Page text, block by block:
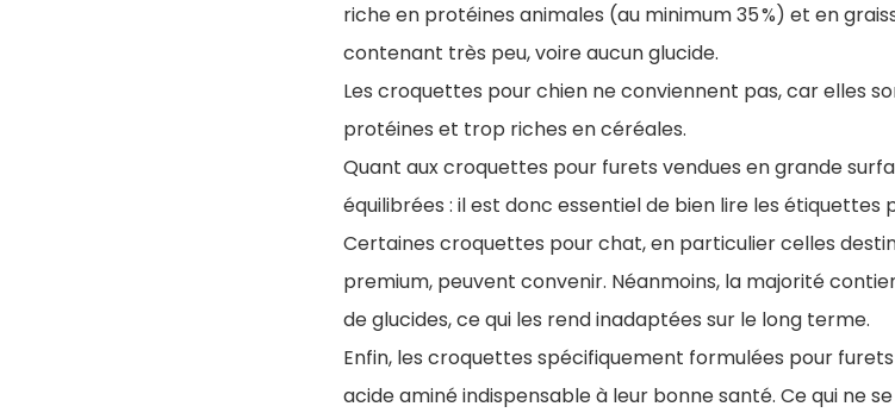
riche en protéines animales (au minimum 35 %) et en
contenant très peu, voire aucun glucide.
Les croquettes pour chien ne conviennent pas, car elles
protéines et trop riches en céréales.
Quant aux croquettes pour furets vendues en grande
équilibrées : il est donc essentiel de bien lire les étiquettes
Certaines croquettes pour chat, en particulier celles
premium, peuvent convenir. Néanmoins, la majorité
de glucides, ce qui les rend inadaptées sur le long terme.
Enfin, les croquettes spécifiquement formulées pour
acide aminé indispensable à leur bonne santé. Ce qui ne